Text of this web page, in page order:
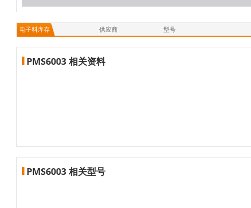
电子料库存 供应商 型号
PMS6003 相关资料
PMS6003 相关型号